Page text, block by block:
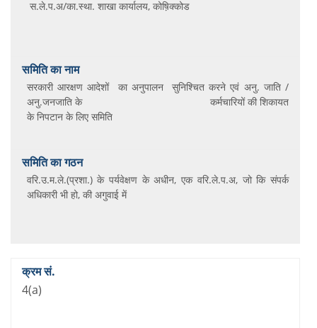
स.ले.प.अ/का.स्‍था. शाखा कार्यालय, कोष़‍िक्कोड
सरकारी आरक्षण आदेशों का अनुपालन सुनिश्‍च‍ित करने एवं अनु. जाति /
अनु.जनजाति के कर्मचारियों की शिकायत
के निपटान के लिए समिति
वरि.उ.म.ले.(प्रशा.) के पर्यवेक्षण के अधीन, एक वरि.ले.प.अ, जो कि संपर्क
अध‍िकारी भी हो, की अगुवाई में
4(a)